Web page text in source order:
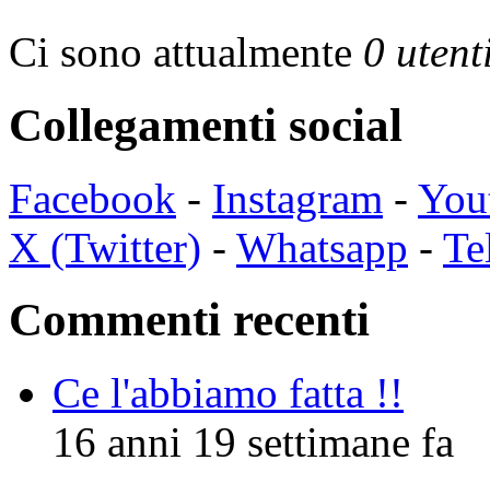
Ci sono attualmente 0
Collegamenti social
Facebook - Instagram -
X (Twitter) - Whatsapp -
Commenti recenti
Ce l'abbiamo fatta !!
16 anni 19 settimane fa